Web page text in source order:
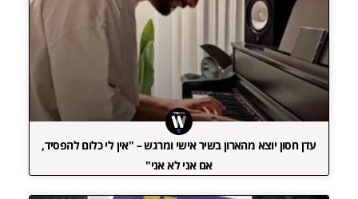
עדן חסון יוצא מהארון בשיר אישי ומרגש – "אין לי כלום להפסיד,
אם אני לא אני"